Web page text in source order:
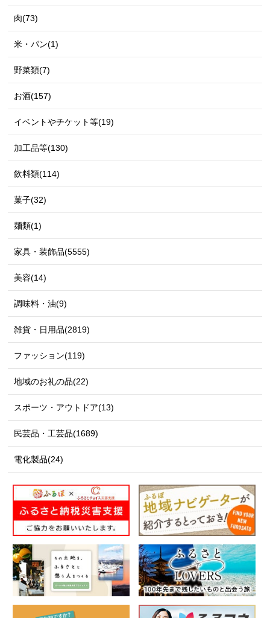
肉(73)
米・パン(1)
野菜類(7)
お酒(157)
イベントやチケット等(19)
加工品等(130)
飲料類(114)
菓子(32)
麺類(1)
家具・装飾品(5555)
美容(14)
調味料・油(9)
雑貨・日用品(2819)
ファッション(119)
地域のお礼の品(22)
スポーツ・アウトドア(13)
民芸品・工芸品(1689)
電化製品(24)